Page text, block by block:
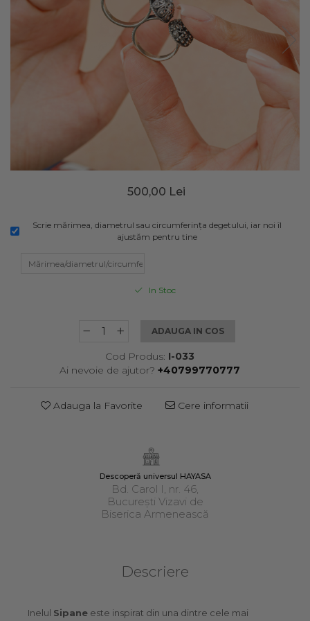
500,00 Lei
Scrie mărimea, diametrul sau circumferința degetului, iar noi îl
ajustăm pentru tine
In Stoc
ADAUGA IN COS
Cod Produs: I-033
Ai nevoie de ajutor? +40799770777
Adauga la Favorite Cere informatii
Descoperă universul HAYASA
Bd. Carol I, nr. 46,
București Vizavi de
Biserica Armenească
Descriere
Inelul Sipane este inspirat din una dintre cele mai